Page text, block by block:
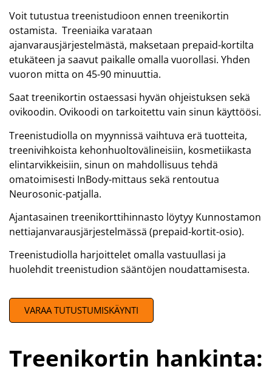
Voit tutustua treenistudioon ennen treenikortin
ostamista. Treeniaika varataan
ajanvarausjärjestelmästä, maksetaan prepaid-kortilta
etukäteen ja saavut paikalle omalla vuorollasi. Yhden
vuoron mitta on 45-90 minuuttia.
Saat treenikortin ostaessasi hyvän ohjeistuksen sekä
ovikoodin. Ovikoodi on tarkoitettu vain sinun käyttöösi.
Treenistudiolla on myynnissä vaihtuva erä tuotteita,
treenivihkoista kehonhuoltovälineisiin, kosmetiikasta
elintarvikkeisiin, sinun on mahdollisuus tehdä
omatoimisesti InBody-mittaus sekä rentoutua
Neurosonic-patjalla.
Ajantasainen treenikorttihinnasto löytyy Kunnostamon
nettiajanvarausjärjestelmässä (prepaid-kortit-osio).
Treenistudiolla harjoittelet omalla vastuullasi ja
huolehdit treenistudion sääntöjen noudattamisesta.
VARAA TUTUSTUMISKÄYNTI
Treenikortin hankinta: